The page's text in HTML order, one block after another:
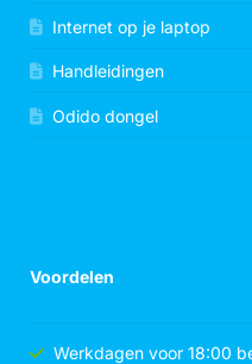
Internet op je laptop
Handleidingen
Odido dongel
Voordelen
Werkdagen voor 18:00